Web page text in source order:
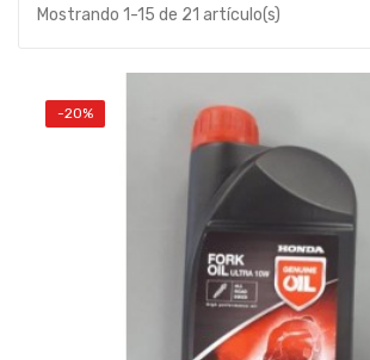
Mostrando 1-15 de 21 artículo(s)
-20%